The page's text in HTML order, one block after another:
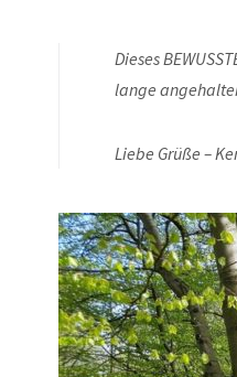
Dieses
lange
Liebe Grüße –